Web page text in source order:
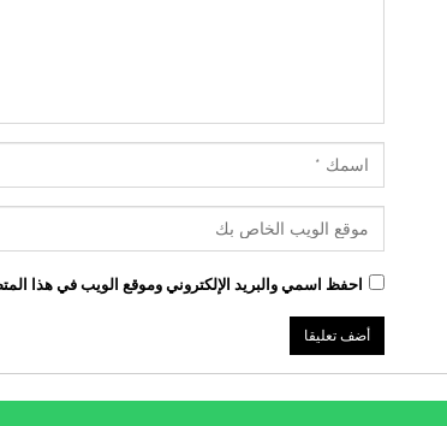
احفظ اسمي والبريد الإلكتروني وموقع الويب في هذا